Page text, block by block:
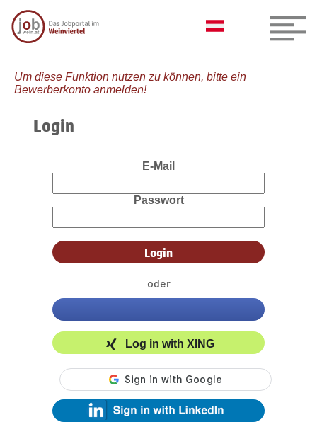
Um diese Funktion nutzen zu können, bitte ein
Bewerberkonto anmelden!
Login
E-Mail
Passwort
oder
Log in with XING